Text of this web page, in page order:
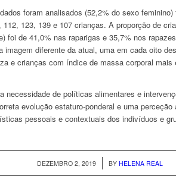
foram analisados (52,2% do sexo feminino)
112, 123, 139 e 107 crianças. A proporção de
foi de 41,0% nas raparigas e 35,7% nos
imagem diferente da atual, uma em cada oito
e crianças com índice de massa corporal mais
necessidade de políticas alimentares e
evolução estaturo-ponderal e uma perceção
pessoais e contextuais dos indivíduos e
DEZEMBRO 2, 2019
/ BY HELENA REAL